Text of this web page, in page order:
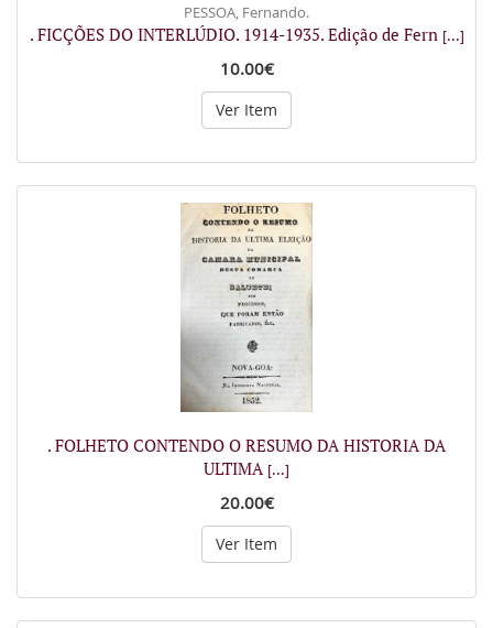
PESSOA, Fernando.
. FICÇÕES DO INTERLÚDIO. 1914-1935. Edição de Fern [...]
10.00€
Ver Item
. FOLHETO CONTENDO O RESUMO DA HISTORIA DA
ULTIMA [...]
20.00€
Ver Item